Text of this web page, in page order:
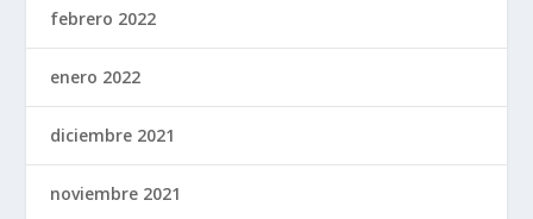
febrero 2022
enero 2022
diciembre 2021
noviembre 2021